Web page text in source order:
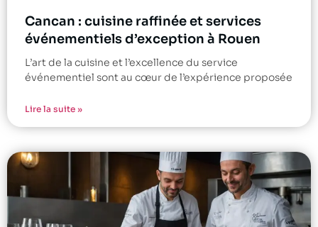
Cancan : cuisine raffinée et services
événementiels d’exception à Rouen
L’art de la cuisine et l’excellence du service
événementiel sont au cœur de l’expérience proposée
Lire la suite »